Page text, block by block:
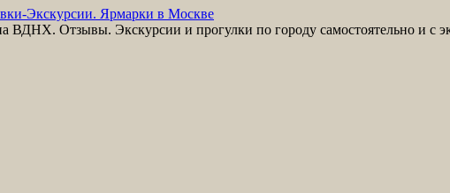
Экскурсии. Ярмарки в Москве
Отзывы. Экскурсии и прогулки по городу самостоятельно и с